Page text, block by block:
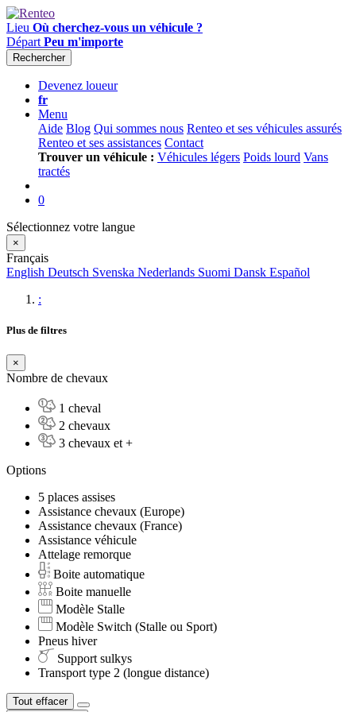
Lieu Où cherchez-vous un véhicule ?
Départ Peu m'importe
Rechercher
Devenez loueur
fr
Menu
Aide Blog Qui sommes nous Renteo et ses véhicules assurés
Renteo et ses assistances Contact
Trouver un véhicule : Véhicules légers Poids lourd Vans
tractés
0
Sélectionnez votre langue
×
Français
English Deutsch Svenska Nederlands Suomi Dansk Español
:
Plus de filtres
×
Nombre de chevaux
1 cheval
2 chevaux
3 chevaux et +
Options
5 places assises
Assistance chevaux (Europe)
Assistance chevaux (France)
Assistance véhicule
Attelage remorque
Boite automatique
Boite manuelle
Modèle Stalle
Modèle Switch (Stalle ou Sport)
Pneus hiver
Support sulkys
Transport type 2 (longue distance)
Tout effacer